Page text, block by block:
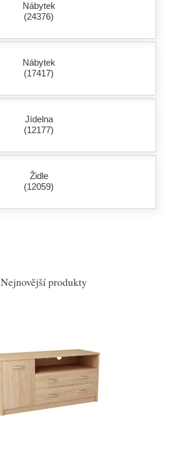
Nábytek
(24376)
Nábytek
(17417)
Jídelna
(12177)
Židle
(12059)
Nejnovější produkty